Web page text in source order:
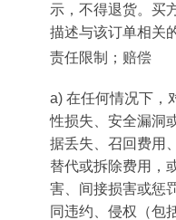
示，不得退货。买
描述与该订单相关
责任限制；赔偿
a) 在任何情况下，
性损失、安全漏洞
据丢失、召回费用
替代或拆除费用，
害、间接损害或惩
同违约、侵权（包